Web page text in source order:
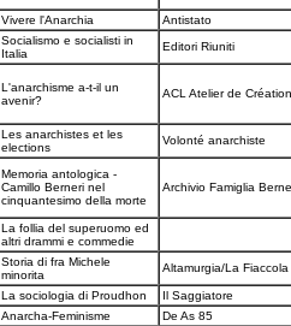
Vivere l'Anarchia
Antistato
Socialismo e socialisti in
Italia
Editori Riuniti
L'anarchisme a-t-il un
avenir?
ACL Atelier de
Les anarchistes et les
elections
Volonté anarchiste
Memoria antologica -
Camillo Berneri nel
cinquantesimo della morte
Archivio Famiglia
La follia del superuomo ed
altri drammi e commedie
Storia di fra Michele
minorita
Altamurgia/La Fiaccola
La sociologia di Proudhon
Il Saggiatore
Anarcha-Feminisme
De As 85